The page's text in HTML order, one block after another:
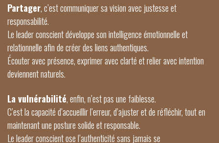
Partager, c’est communiquer sa vision avec justesse et
responsabilité.
Le leader conscient développe son intelligence émotionnelle et
relationnelle afin de créer des liens authentiques.
Écouter avec présence, exprimer avec clarté et relier avec intention
deviennent naturels.
La vulnérabilité, enfin, n’est pas une faiblesse.
C’est la capacité d’accueillir l’erreur, d’ajuster et de réfléchir, tout en
maintenant une posture solide et responsable.
Le leader conscient ose l’authenticité sans jamais se